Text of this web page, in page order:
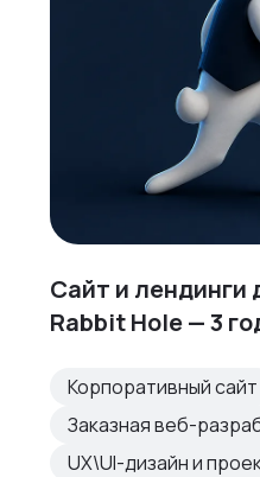
Сайт и лендинги
Rabbit Hole — 3
Корпоративный сайт
Заказная веб-
UX\UI-дизайн и